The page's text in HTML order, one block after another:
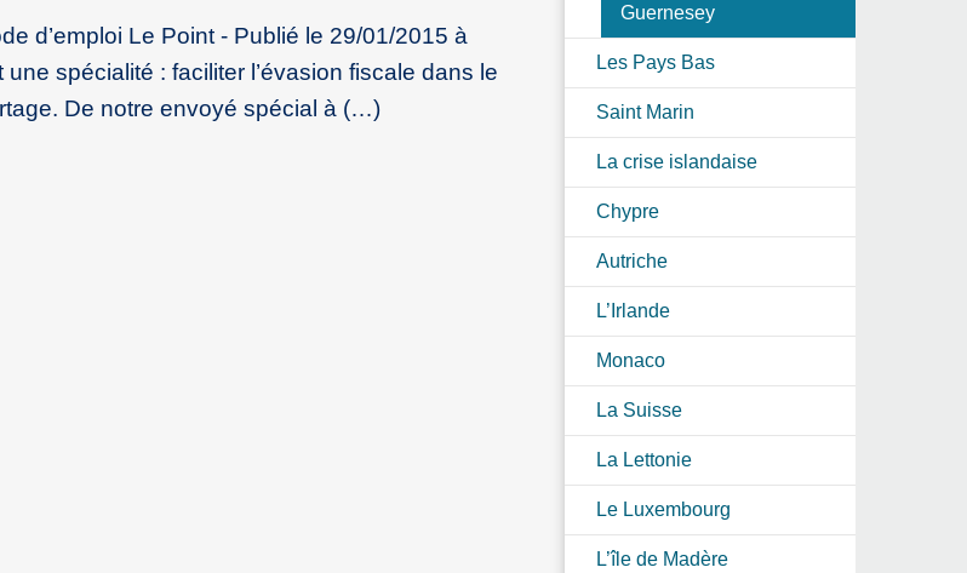
d’emploi Le Point - Publié le 29/01/2015 à
spécialité : faciliter l’évasion fiscale dans le
De notre envoyé spécial à (…)
Guernesey
Les Pays Bas
Saint Marin
La crise islandaise
Chypre
Autriche
L’Irlande
Monaco
La Suisse
La Lettonie
Le Luxembourg
L’île de Madère